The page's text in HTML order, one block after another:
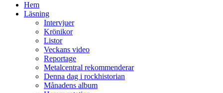
Hem
Läsning
Intervjuer
Krönikor
Listor
Veckans video
Reportage
Metalcentral rekommenderar
Denna dag i rockhistorian
Månadens album